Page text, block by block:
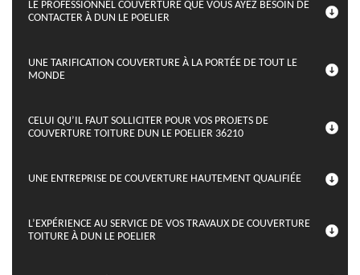
LE PROFESSIONNEL COUVERTURE QUE VOUS AYEZ BESOIN DE
CONTACTER À DUN LE POELIER
UNE TARIFICATION COUVERTURE À LA PORTÉE DE TOUT LE
MONDE
CELUI QU’IL FAUT SOLLICITER POUR VOS PROJETS DE
COUVERTURE TOITURE DUN LE POELIER 36210
UNE ENTREPRISE DE COUVERTURE HAUTEMENT QUALIFIÉE
L’EXPÉRIENCE AU SERVICE DE VOS TRAVAUX DE COUVERTURE
TOITURE À DUN LE POELIER